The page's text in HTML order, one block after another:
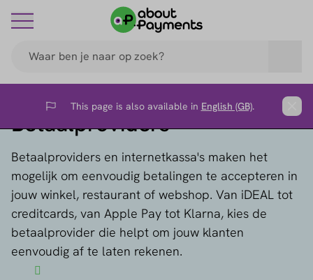
Flag This page is also available in English (GB).
Betaalproviders
Betaalproviders en internetkassa's maken het
mogelijk om eenvoudig betalingen te accepteren in
jouw winkel, restaurant of webshop. Van iDEAL tot
creditcards, van Apple Pay tot Klarna, kies de
betaalprovider die helpt om jouw klanten
eenvoudig af te laten rekenen.